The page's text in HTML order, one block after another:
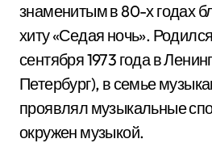
знаменитым в 80-х годах
хиту «Седая ночь».
сентября 1973 года в
Петербург), в семье
проявлял музыкальные
окружен музыкой.